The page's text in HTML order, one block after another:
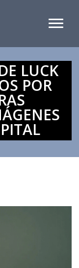
LUCK
POR